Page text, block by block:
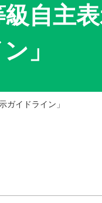
自主
」
ガイドライン」